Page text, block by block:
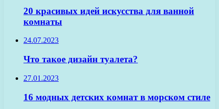
20 красивых идей искусства для ванной
комнаты
24.07.2023
Что такое дизайн туалета?
27.01.2023
16 модных детских комнат в морском стиле